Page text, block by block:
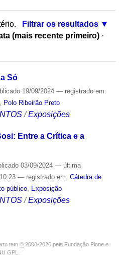
Filtrar os resultados
(mais recente primeiro) ·
Só
19/09/2024 — registrado em:
Polo Ribeirão Preto
/Exposições
Entre a Crítica e a
03/09/2024 — última
— registrado em: Cátedra de
público, Exposição
/Exposições
tem © 2000-2026 pela Fundação Plone e
GPL